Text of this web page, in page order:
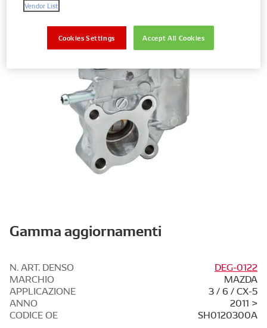
Gamma aggiornamenti
N. ART. DENSO
DEG-0122
MARCHIO
MAZDA
APPLICAZIONE
3 / 6 / CX-5
ANNO
2011 >
CODICE OE
SH0120300A
Vendor List
Accept All Cookies
Cookies Settings